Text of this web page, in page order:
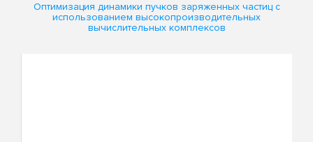
Оптимизация динамики пучков заряженных частиц с
использованием высокопроизводительных
вычислительных комплексов